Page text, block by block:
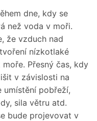
dne, kdy se
než voda v moři.
že vzduch nad
nízkotlaké
Přesný čas, kdy
v závislosti na
umístění pobřeží,
sila větru atd.
bude projevovat v